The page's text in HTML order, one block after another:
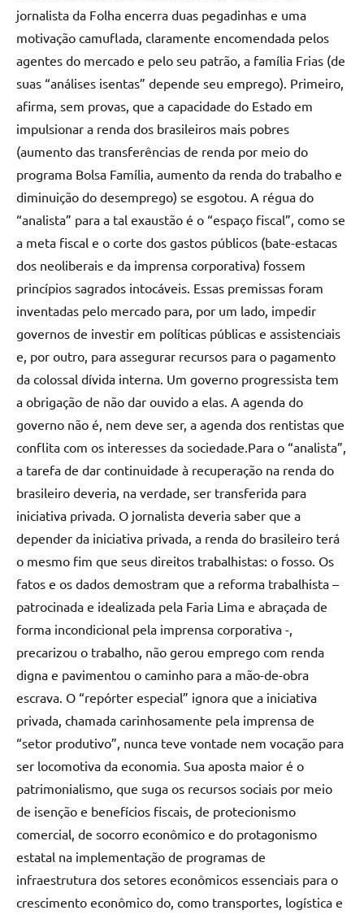
jornalista da Folha encerra duas pegadinhas e uma
motivação camuflada, claramente encomendada pelos
agentes do mercado e pelo seu patrão, a família Frias (de
suas “análises isentas” depende seu emprego). Primeiro,
afirma, sem provas, que a capacidade do Estado em
impulsionar a renda dos brasileiros mais pobres
(aumento das transferências de renda por meio do
programa Bolsa Família, aumento da renda do trabalho e
diminuição do desemprego) se esgotou. A régua do
“analista” para a tal exaustão é o “espaço fiscal”, como se
a meta fiscal e o corte dos gastos públicos (bate-estacas
dos neoliberais e da imprensa corporativa) fossem
princípios sagrados intocáveis. Essas premissas foram
inventadas pelo mercado para, por um lado, impedir
governos de investir em políticas públicas e assistenciais
e, por outro, para assegurar recursos para o pagamento
da colossal dívida interna. Um governo progressista tem
a obrigação de não dar ouvido a elas. A agenda do
governo não é, nem deve ser, a agenda dos rentistas que
conflita com os interesses da sociedade.Para o “analista”,
a tarefa de dar continuidade à recuperação na renda do
brasileiro deveria, na verdade, ser transferida para
iniciativa privada. O jornalista deveria saber que a
depender da iniciativa privada, a renda do brasileiro terá
o mesmo fim que seus direitos trabalhistas: o fosso. Os
fatos e os dados demostram que a reforma trabalhista –
patrocinada e idealizada pela Faria Lima e abraçada de
forma incondicional pela imprensa corporativa -,
precarizou o trabalho, não gerou emprego com renda
digna e pavimentou o caminho para a mão-de-obra
escrava. O “repórter especial” ignora que a iniciativa
privada, chamada carinhosamente pela imprensa de
“setor produtivo”, nunca teve vontade nem vocação para
ser locomotiva da economia. Sua aposta maior é o
patrimonialismo, que suga os recursos sociais por meio
de isenção e benefícios fiscais, de protecionismo
comercial, de socorro econômico e do protagonismo
estatal na implementação de programas de
infraestrutura dos setores econômicos essenciais para o
crescimento econômico do, como transportes, logística e